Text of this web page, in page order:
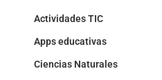
Actividades TIC
Apps educativas
Ciencias Naturales